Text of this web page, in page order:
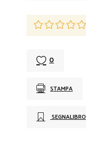
0
STAMPA
SEGNALIBRO